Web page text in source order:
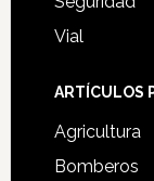
Vial
ARTÍCULOS
Agricultura
Bomberos